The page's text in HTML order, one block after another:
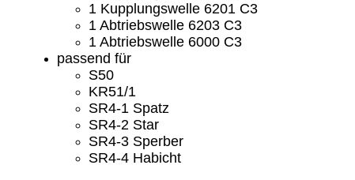
1 Kupplungswelle 6201 C3
1 Abtriebswelle 6203 C3
1 Abtriebswelle 6000 C3
passend für
S50
KR51/1
SR4-1 Spatz
SR4-2 Star
SR4-3 Sperber
SR4-4 Habicht